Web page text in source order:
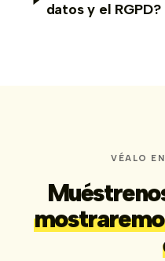
datos y el RGPD?
VÉALO